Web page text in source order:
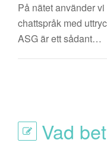
På nätet använder
chattspråk med
ASG är ett sådant…
Vad